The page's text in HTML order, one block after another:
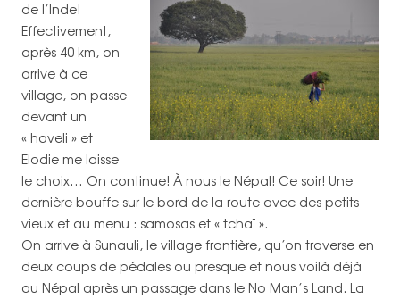
de l’Inde!
Effectivement,
après 40 km, on
arrive à ce
village, on passe
devant un
« haveli » et
Elodie me laisse
le choix… On continue! À nous le Népal! Ce soir! Une
dernière bouffe sur le bord de la route avec des petits
vieux et au menu : samosas et « tchaï ».
On arrive à Sunauli, le village frontière, qu’on traverse en
deux coups de pédales ou presque et nous voilà déjà
au Népal après un passage dans le No Man’s Land. La